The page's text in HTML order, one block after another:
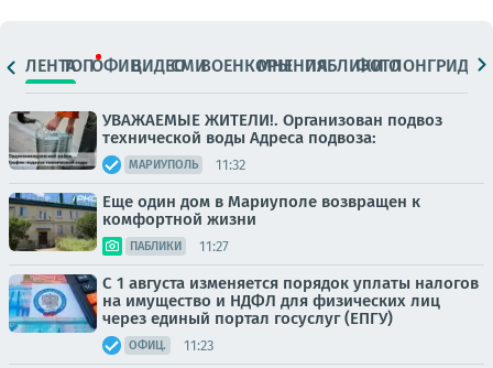
ЛЕНТАТОПОФИЦ.ВИДЕОСМИВОЕНКОРЫМНЕНИЯПАБЛИКИ
ФОТОЛОНГРИДЫ
УВАЖАЕМЫЕ ЖИТЕЛИ!. Организован подвоз
технической воды Адреса подвоза:
МАРИУПОЛЬ 11:32
Еще один дом в Мариуполе возвращен к
комфортной жизни
ПАБЛИКИ 11:27
С 1 августа изменяется порядок уплаты налогов
на имущество и НДФЛ для физических лиц
через единый портал госуслуг (ЕПГУ)
ОФИЦ. 11:23